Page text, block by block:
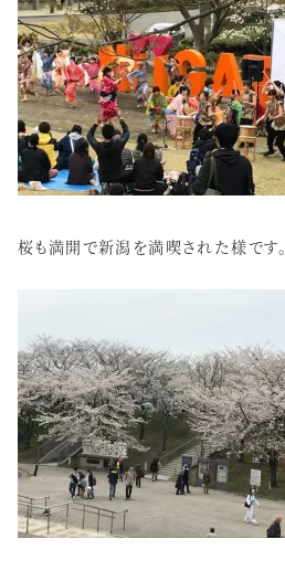
桜も満開で新潟を満喫された様です。